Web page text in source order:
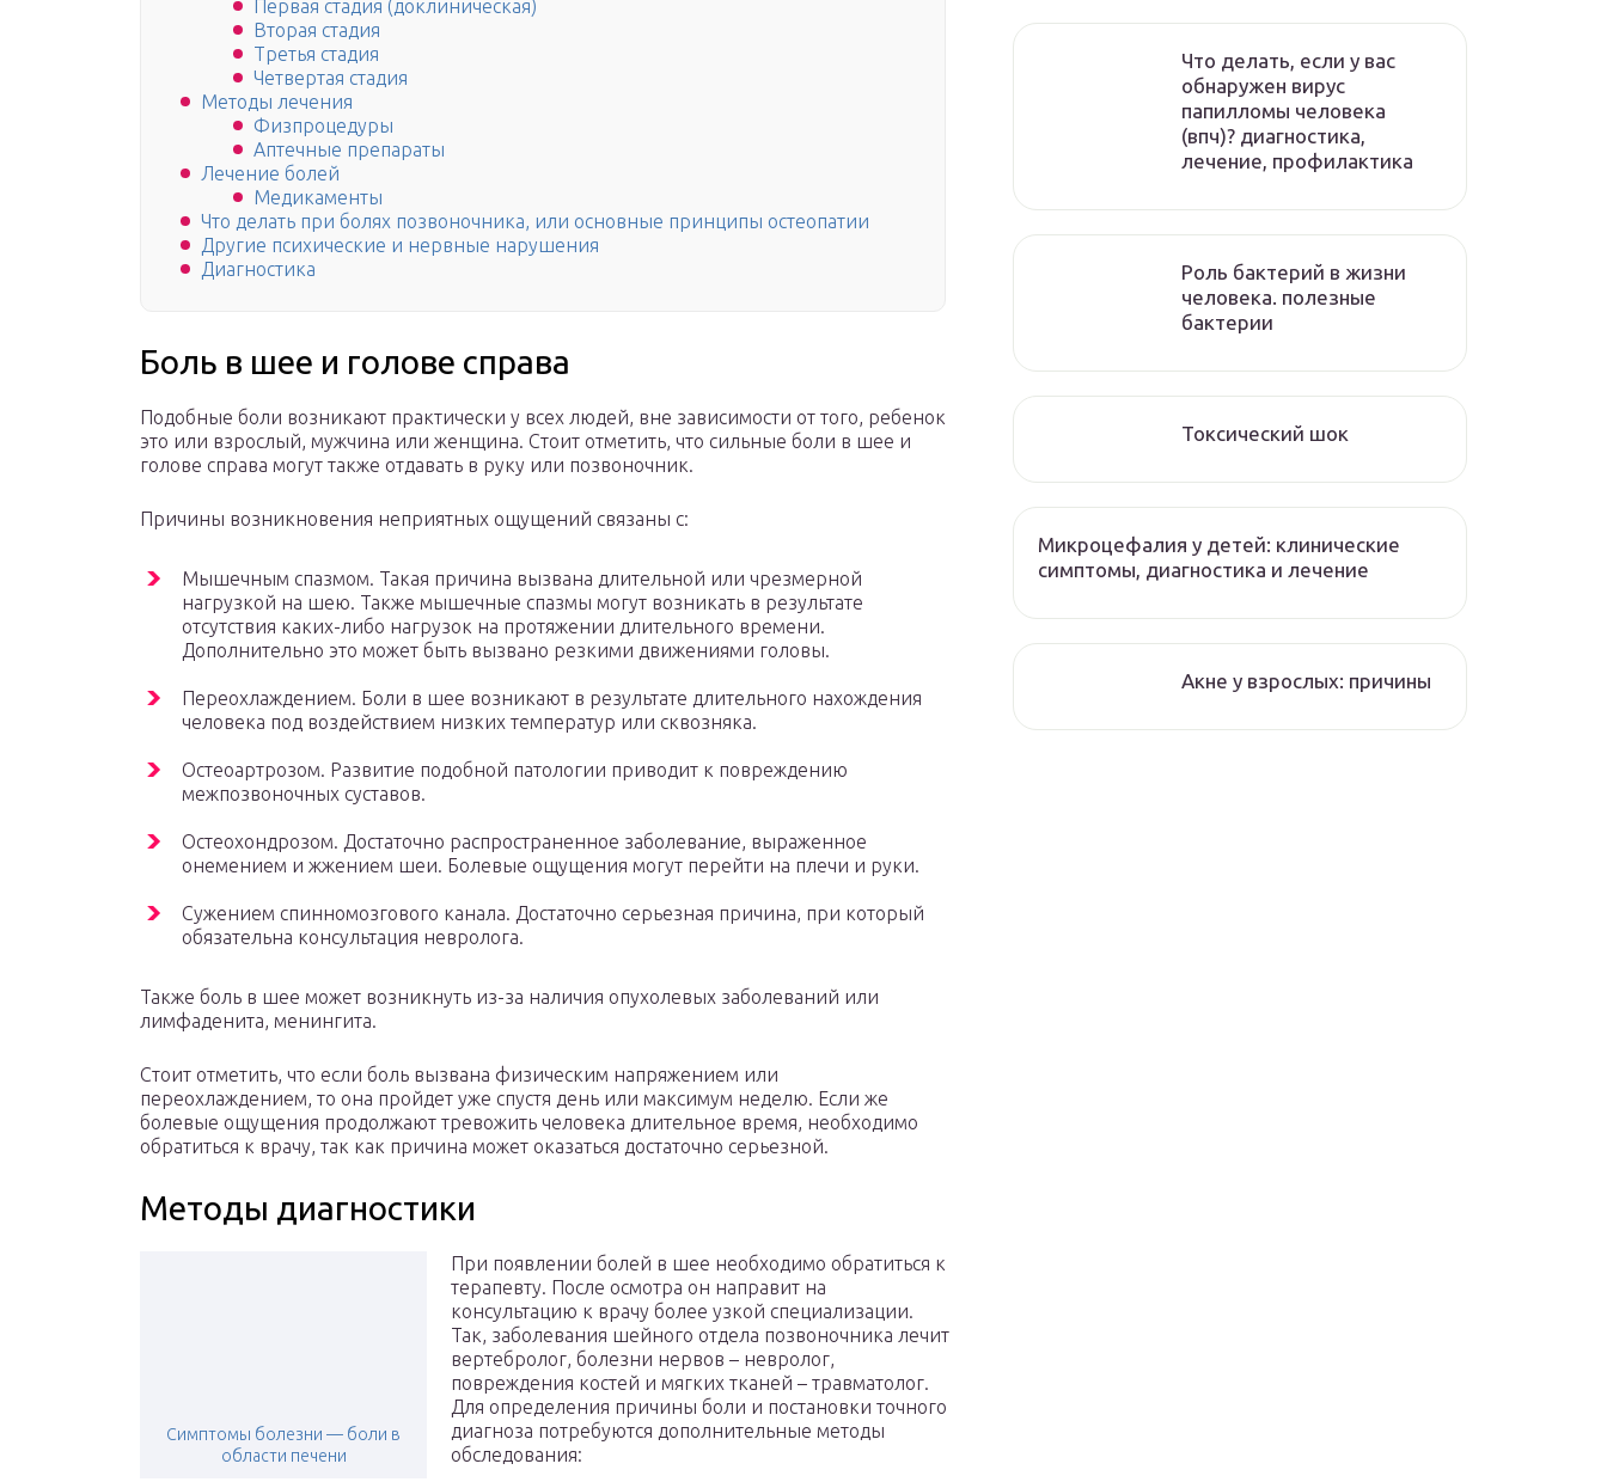
Первая стадия (доклиническая)
Вторая стадия
Третья стадия
Четвертая стадия
Методы лечения
Физпроцедуры
Аптечные препараты
Лечение болей
Медикаменты
Что делать при болях позвоночника, или основные принципы остеопатии
Другие психические и нервные нарушения
Диагностика
Боль в шее и голове справа
Подобные боли возникают практически у всех людей, вне зависимости от того, ребенок
это или взрослый, мужчина или женщина. Стоит отметить, что сильные боли в шее и
голове справа могут также отдавать в руку или позвоночник.
Причины возникновения неприятных ощущений связаны с:
Мышечным спазмом. Такая причина вызвана длительной или чрезмерной
нагрузкой на шею. Также мышечные спазмы могут возникать в результате
отсутствия каких-либо нагрузок на протяжении длительного времени.
Дополнительно это может быть вызвано резкими движениями головы.
Переохлаждением. Боли в шее возникают в результате длительного нахождения
человека под воздействием низких температур или сквозняка.
Остеоартрозом. Развитие подобной патологии приводит к повреждению
межпозвоночных суставов.
Остеохондрозом. Достаточно распространенное заболевание, выраженное
онемением и жжением шеи. Болевые ощущения могут перейти на плечи и руки.
Сужением спинномозгового канала. Достаточно серьезная причина, при который
обязательна консультация невролога.
Также боль в шее может возникнуть из-за наличия опухолевых заболеваний или
лимфаденита, менингита.
Стоит отметить, что если боль вызвана физическим напряжением или
переохлаждением, то она пройдет уже спустя день или максимум неделю. Если же
болевые ощущения продолжают тревожить человека длительное время, необходимо
обратиться к врачу, так как причина может оказаться достаточно серьезной.
Методы диагностики
Симптомы болезни — боли в
области печени
При появлении болей в шее необходимо обратиться к
терапевту. После осмотра он направит на
консультацию к врачу более узкой специализации.
Так, заболевания шейного отдела позвоночника лечит
вертебролог, болезни нервов – невролог,
повреждения костей и мягких тканей – травматолог.
Для определения причины боли и постановки точного
диагноза потребуются дополнительные методы
обследования:
Что делать, если у вас
обнаружен вирус
папилломы человека
(впч)? диагностика,
лечение, профилактика
Роль бактерий в жизни
человека. полезные
бактерии
Токсический шок
Микроцефалия у детей: клинические
симптомы, диагностика и лечение
Акне у взрослых: причины